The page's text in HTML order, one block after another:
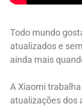
Todo mundo
atualizados e
ainda mais
A Xiaomi
atualizações dos